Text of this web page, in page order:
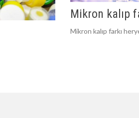
Mikron kalıp
Mikron kalıp farkı